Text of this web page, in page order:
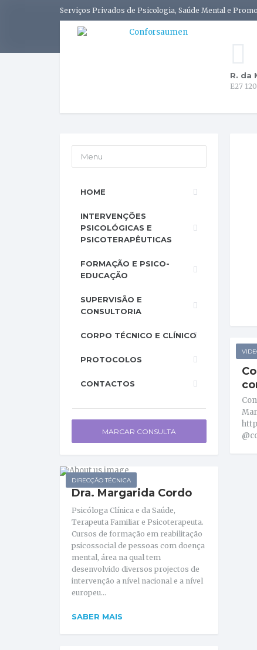
Serviços Privados de Psicologia, Saúde Mental e
R. da
E27
Menu
HOME
INTERVENÇÕES
PSICOLÓGICAS E
PSICOTERAPÊUTICAS
FORMAÇÃO E PSICO-
EDUCAÇÃO
SUPERVISÃO E
CONSULTORIA
CORPO TÉCNICO E CLÍNICO
PROTOCOLOS
CONTACTOS
MARCAR CONSULTA
DIRECÇÃO TÉCNICA
Dra. Margarida Cordo
Psicóloga Clínica e da Saúde,
Terapeuta Familiar e Psicoterapeuta.
Cursos de formação em reabilitação
psicossocial de pessoas com doença
mental, área na qual tem
desenvolvido diversos projectos de
intervenção a nível nacional e a nível
europeu...
SABER MAIS